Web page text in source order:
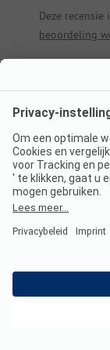
Deze
beoordeling
Gastvrij en